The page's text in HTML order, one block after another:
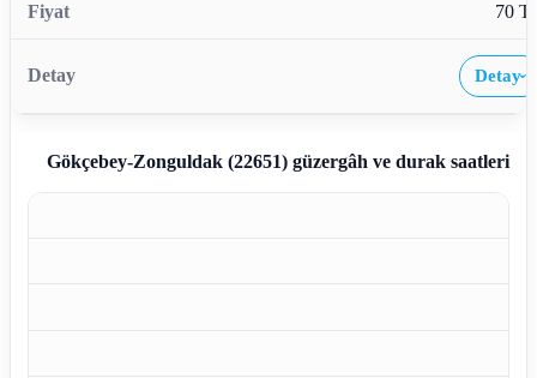
70
Detay›
Gökçebey-Zonguldak (22651)güzergâh ve durak saatleri